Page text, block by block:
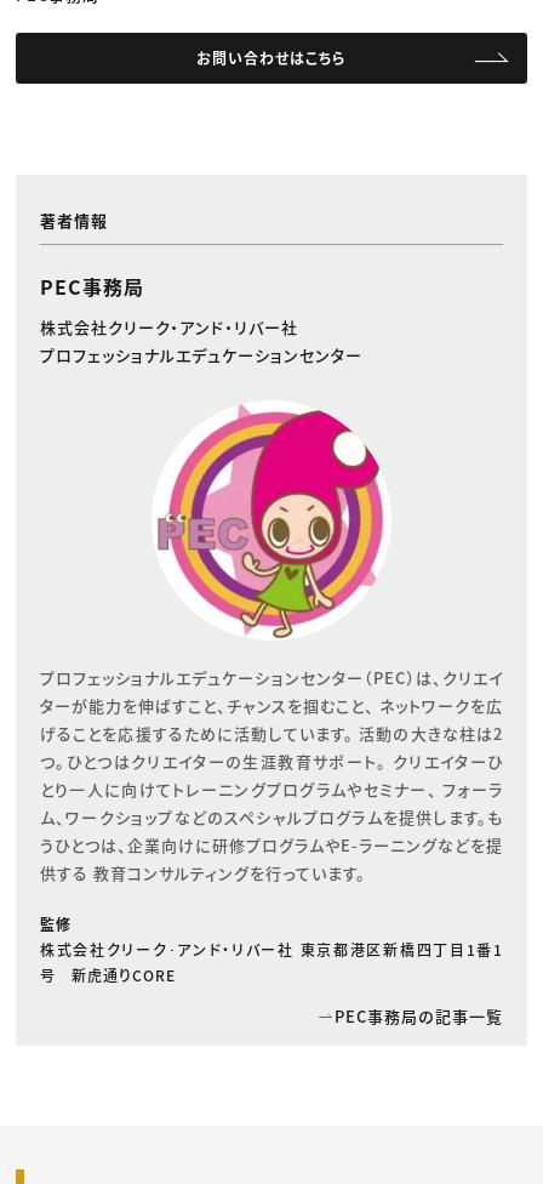
お問い合わせはこちら
著者情報
PEC事務局
株式会社クリーク・アンド・リバー社
プロフェッショナルエデュケーションセンター
プロフェッショナルエデュケーションセンター（PEC）は、クリエイ
ターが能力を伸ばすこと、チャンスを掴むこと、 ネットワークを広
げることを応援するために活動しています。 活動の大きな柱は2
つ。ひとつはクリエイターの生涯教育サポート。 クリエイターひ
とり一人に向けてトレーニングプログラムやセミナー、 フォーラ
ム、ワークショップなどのスペシャルプログラムを提供します。も
うひとつは、企業向けに研修プログラムやE-ラーニングなどを提
供する 教育コンサルティングを行っています。
監修
株式会社クリーク･アンド・リバー社 東京都港区新橋四丁目1番1
号 新虎通りCORE
PEC事務局の記事一覧